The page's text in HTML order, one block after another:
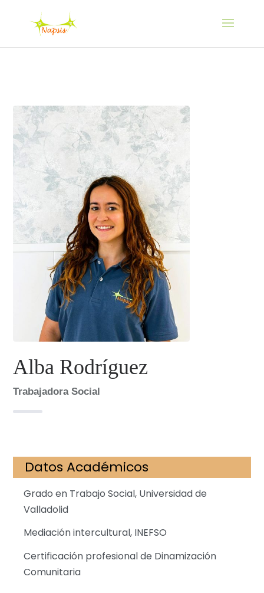
Alba Rodríguez
Trabajadora Social
Datos Académicos
Grado en Trabajo Social, Universidad de
Valladolid
Mediación intercultural, INEFSO
Certificación profesional de Dinamización
Comunitaria